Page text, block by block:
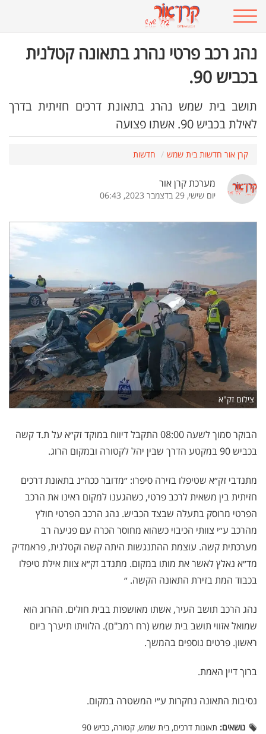
נהג רכב פרטי נהרג בתאונה קטלנית
בכביש 90.
תושב בית שמש נהרג בתאונת דרכים חזיתית בדרך
לאילת בכביש 90. אשתו פצועה
קרן אור חדשות בית שמש חדשות
מערכת קרן אור
יום שישי, 29 בדצמבר 2023, 06:43
צילום זק"א
הבוקר סמוך לשעה 08:00 התקבל דיווח במוקד זק״א על ת.ד קשה
בכביש 90 במקטע הדרך שבין יהל לקטורה ובמקום הרוג.
מתנדבי זק״א שטיפלו בזירה סיפרו: ״מדובר ככה״נ בתאונת דרכים
חזיתית בין משאית לרכב פרטי, כשהגענו למקום ראינו את הרכב
הפרטי מרוסק בתעלה שבצד הכביש. נהג הרכב הפרטי חולץ
מהרכב ע״י צוותי הכיבוי כשהוא מחוסר הכרה עם פגיעה רב
מערכתית קשה. עוצמת ההתנגשות היתה קשה וקטלנית, פראמדיק
מד״א נאלץ לאשר את מותו במקום. מתנדב זק״א צוות אילת טיפלו
בכבוד המת בזירת התאונה הקשה. ״
נהג הרכב תושב העיר, אשתו מאושפזת בבית חולים. ההרוג הוא
שמואל אזווי תושב בית שמש (רח רמב"ם). הלוויתו תיערך ביום
ראשון. פרטים נוספים בהמשך.
ברוך דיין האמת.
נסיבות התאונה נחקרות ע״י המשטרה במקום.
נושאים: תאונות דרכים, בית שמש, קטורה, כביש 90